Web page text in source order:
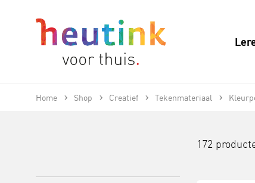
Home Shop Creatief Tekenmateriaal
172